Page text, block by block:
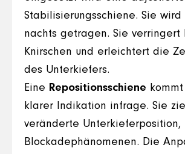
Stabilisierungsschiene. Sie wird
nachts getragen. Sie verringert
Knirschen und erleichtert die
des Unterkiefers.
Eine Repositionsschiene
klarer Indikation infrage. Sie
veränderte
Blockadephänomenen. Die